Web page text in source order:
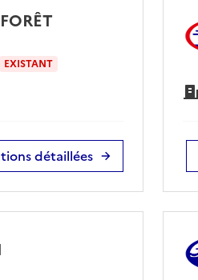
EXISTANT
détaillées